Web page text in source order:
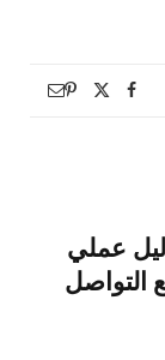
عملي
التواصل